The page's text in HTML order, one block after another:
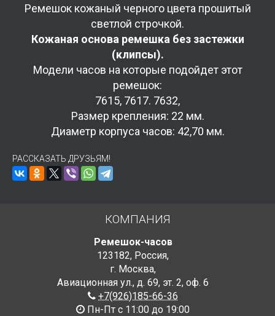
Ремешок кожаный черного цвета прошитый
светлой строчкой.
Кожаная основа ремешка без застежки
(клипсы).
Модели часов на которые подойдет этот
ремешок:
7615, 7617. 7632,
Размер крепления: 22 мм.
Диаметр корпуса часов: 42,70 мм.
РАССКАЗАТЬ ДРУЗЬЯМ!
КОМПАНИЯ
Ремешок-часов
123182, Россия,
г. Москва,
Авиационная ул., д. 69, эт. 2, оф. 6
+7(926)185-66-36
Пн-Пт с 11:00 до 19:00